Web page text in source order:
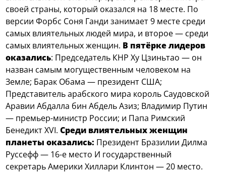
своей страны, который оказался на 18 месте. По
версии Форбс Соня Ганди занимает 9 месте среди
самых влиятельных людей мира, и второе — среди
самых влиятельных женщин. В пятёрке лидеров
оказались: Председатель КНР Ху Цзиньтао — он
назван самым могущественным человеком на
Земле; Барак Обама — президент США;
Представитель арабского мира король Саудовской
Аравии Абдалла бин Абдель Азиз; Владимир Путин
— премьер-министр России; и Папа Римский
Бенедикт XVI.Среди влиятельных женщин
планеты оказались: Президент Бразилии Дилма
Руссефф — 16-е место И государственный
секретарь Америки Хиллари Клинтон — 20 место.